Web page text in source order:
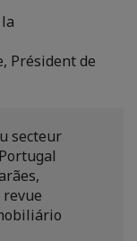
Président de
secteur